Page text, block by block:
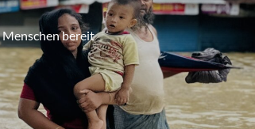
bereit